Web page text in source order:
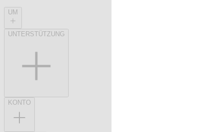
UM
UNTERSTÜTZUNG
KONTO